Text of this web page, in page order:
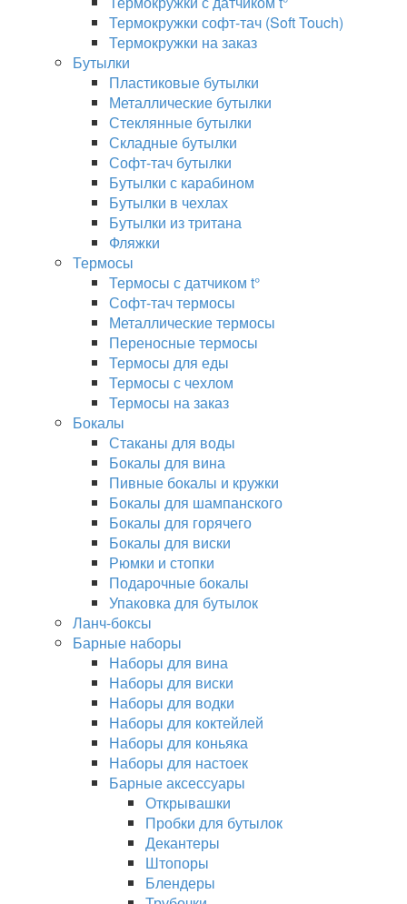
Термокружки софт-тач (Soft Touch)
Термокружки на заказ
Бутылки
Пластиковые бутылки
Металлические бутылки
Стеклянные бутылки
Складные бутылки
Софт-тач бутылки
Бутылки с карабином
Бутылки в чехлах
Бутылки из тритана
Фляжки
Термосы
Термосы с датчиком t°
Софт-тач термосы
Металлические термосы
Переносные термосы
Термосы для еды
Термосы с чехлом
Термосы на заказ
Бокалы
Стаканы для воды
Бокалы для вина
Пивные бокалы и кружки
Бокалы для шампанского
Бокалы для горячего
Бокалы для виски
Рюмки и стопки
Подарочные бокалы
Упаковка для бутылок
Ланч-боксы
Барные наборы
Наборы для вина
Наборы для виски
Наборы для водки
Наборы для коктейлей
Наборы для коньяка
Наборы для настоек
Барные аксессуары
Открывашки
Пробки для бутылок
Декантеры
Штопоры
Блендеры